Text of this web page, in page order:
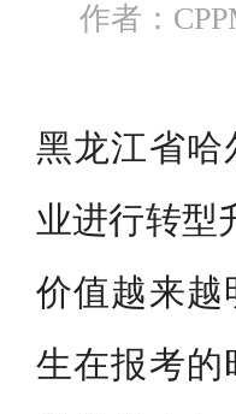
作者：
黑龙江省哈
业进行转型
价值越来越
生在报考的